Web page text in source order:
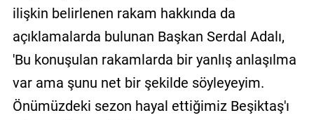
ilişkin belirlenen rakam hakkında da
açıklamalarda bulunan Başkan Serdal Adalı,
'Bu konuşulan rakamlarda bir yanlış anlaşılma
var ama şunu net bir şekilde söyleyeyim.
Önümüzdeki sezon hayal ettiğimiz Beşiktaş'ı